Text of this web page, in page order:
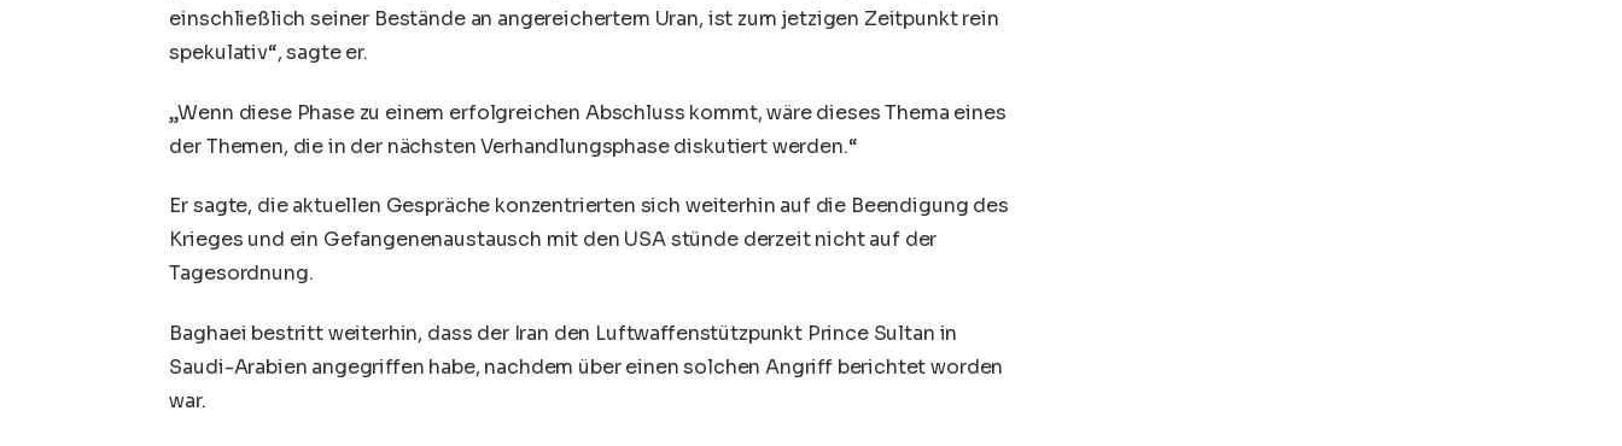
einschließlich seiner Bestände an angereichertem Uran, ist zum jetzigen Zeitpunkt rein
spekulativ“, sagte er.
„Wenn diese Phase zu einem erfolgreichen Abschluss kommt, wäre dieses Thema eines
der Themen, die in der nächsten Verhandlungsphase diskutiert werden.“
Er sagte, die aktuellen Gespräche konzentrierten sich weiterhin auf die Beendigung des
Krieges und ein Gefangenenaustausch mit den USA stünde derzeit nicht auf der
Tagesordnung.
Baghaei bestritt weiterhin, dass der Iran den Luftwaffenstützpunkt Prince Sultan in
Saudi-Arabien angegriffen habe, nachdem über einen solchen Angriff berichtet worden
war.